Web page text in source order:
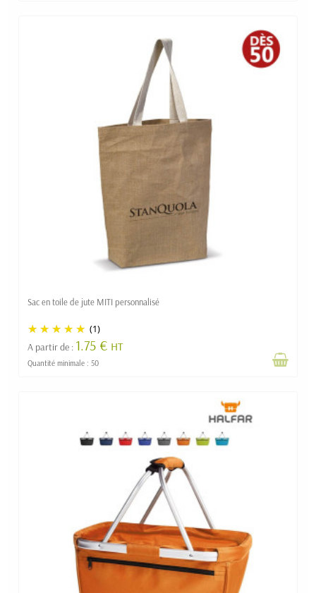
Sac en toile de jute MITI personnalisé
(1)
A partir de : 1.75 € HT
Quantité minimale : 50